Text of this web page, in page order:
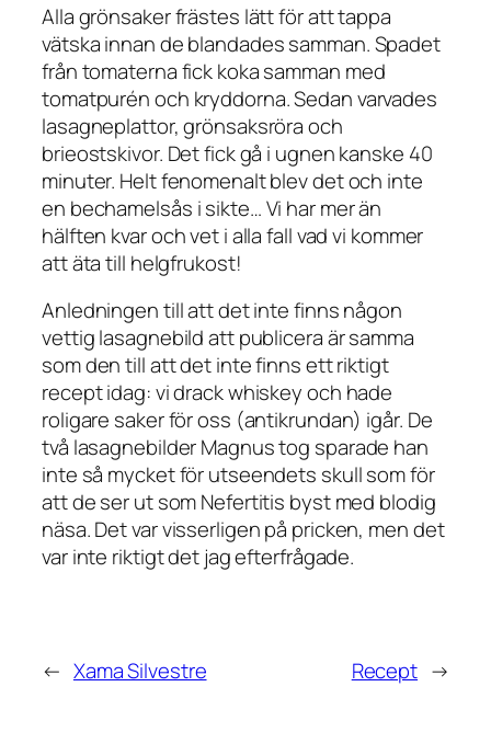
Alla grönsaker frästes lätt för att tappa
vätska innan de blandades samman. Spadet
från tomaterna fick koka samman med
tomatpurén och kryddorna. Sedan varvades
lasagneplattor, grönsaksröra och
brieostskivor. Det fick gå i ugnen kanske 40
minuter. Helt fenomenalt blev det och inte
en bechamelsås i sikte… Vi har mer än
hälften kvar och vet i alla fall vad vi kommer
att äta till helgfrukost!
Anledningen till att det inte finns någon
vettig lasagnebild att publicera är samma
som den till att det inte finns ett riktigt
recept idag: vi drack whiskey och hade
roligare saker för oss (antikrundan) igår. De
två lasagnebilder Magnus tog sparade han
inte så mycket för utseendets skull som för
att de ser ut som Nefertitis byst med blodig
näsa. Det var visserligen på pricken, men det
var inte riktigt det jag efterfrågade.
← Xama Silvestre Recept →